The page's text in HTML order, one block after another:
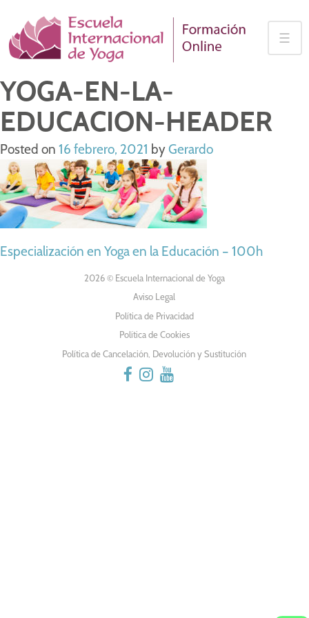
content
☰
YOGA-EN-LA-
EDUCACION-HEADER
Posted on 16 febrero, 2021 byGerardo
NAVEGACIÓN
ENTRADAS
Especialización en Yoga en la Educación – 100h
2026 © Escuela Internacional de Yoga
Aviso Legal
Política de Privacidad
Política de Cookies
Política de Cancelación, Devolución y Sustitución